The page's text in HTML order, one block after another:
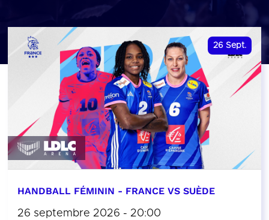
26 Sept.
HANDBALL FÉMININ - FRANCE VS SUÈDE
26 septembre 2026 - 20:00